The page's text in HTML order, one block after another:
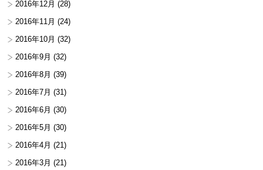
2016年12月 (28)
2016年11月 (24)
2016年10月 (32)
2016年9月 (32)
2016年8月 (39)
2016年7月 (31)
2016年6月 (30)
2016年5月 (30)
2016年4月 (21)
2016年3月 (21)